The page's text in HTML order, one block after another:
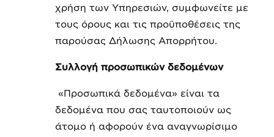
χρήση των Υπηρεσιών, συμφωνείτε με
τους όρους και τις προϋποθέσεις της
παρούσας Δήλωσης Απορρήτου.
Συλλογή προσωπικών δεδομένων
«Προσωπικά δεδομένα» είναι τα
δεδομένα που σας ταυτοποιούν ως
άτομο ή αφορούν ένα αναγνωρίσιμο